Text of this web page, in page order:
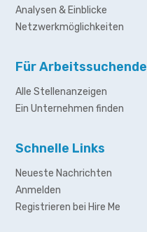
Analysen & Einblicke
Netzwerkmöglichkeiten
Für Arbeitssuchende
Alle Stellenanzeigen
Ein Unternehmen finden
Schnelle Links
Neueste Nachrichten
Anmelden
Registrieren bei Hire Me